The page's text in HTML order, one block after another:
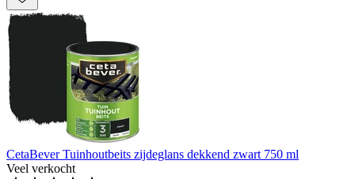
CetaBever Tuinhoutbeits zijdeglans dekkend zwart 750 ml
Veel verkocht